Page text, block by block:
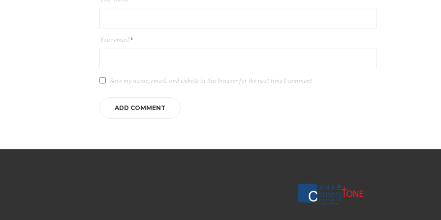
Your email*
Save my name, email, and website in this browser for the next time I comment.